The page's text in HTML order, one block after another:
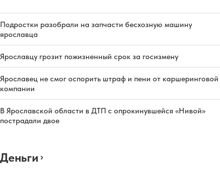
Подростки разобрали на запчасти бесхозную машину
ярославца
Ярославцу грозит пожизненный срок за госизмену
Ярославец не смог оспорить штраф и пени от каршеринговой
компании
В Ярославской области в ДТП с опрокинувшейся «Нивой»
пострадали двое
Деньги